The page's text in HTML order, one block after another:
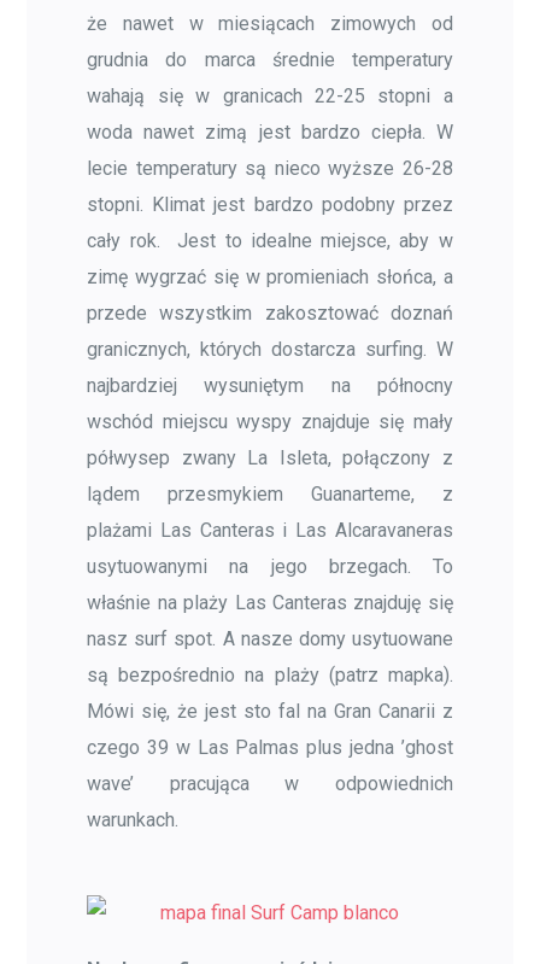
że nawet w miesiącach zimowych od
grudnia do marca średnie temperatury
wahają się w granicach 22-25 stopni a
woda nawet zimą jest bardzo ciepła. W
lecie temperatury są nieco wyższe 26-28
stopni. Klimat jest bardzo podobny przez
cały rok. Jest to idealne miejsce, aby w
zimę wygrzać się w promieniach słońca, a
przede wszystkim zakosztować doznań
granicznych, których dostarcza surfing. W
najbardziej wysuniętym na północny
wschód miejscu wyspy znajduje się mały
półwysep zwany La Isleta, połączony z
lądem przesmykiem Guanarteme, z
plażami Las Canteras i Las Alcaravaneras
usytuowanymi na jego brzegach. To
właśnie na plaży Las Canteras znajduję się
nasz surf spot. A nasze domy usytuowane
są bezpośrednio na plaży (patrz mapka).
Mówi się, że jest sto fal na Gran Canarii z
czego 39 w Las Palmas plus jedna ’ghost
wave’ pracująca w odpowiednich
warunkach.